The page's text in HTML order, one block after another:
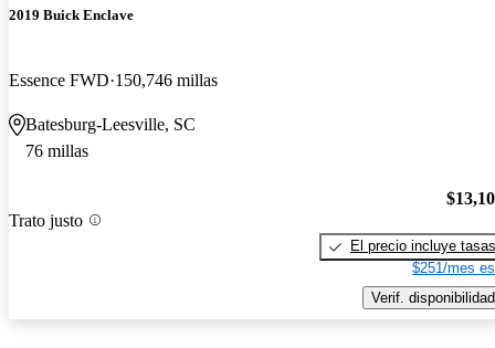
2019 Buick Enclave
Essence FWD 150,746 millas
Batesburg-Leesville, SC
76 millas
Trato justo
El precio incluye tasas
$251/mes
Verif. disponibilidad